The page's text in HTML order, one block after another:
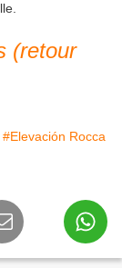
(retour
#Elevación Rocca